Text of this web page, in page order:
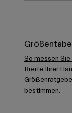
So messen
Breite Ihrer
bestimmen.